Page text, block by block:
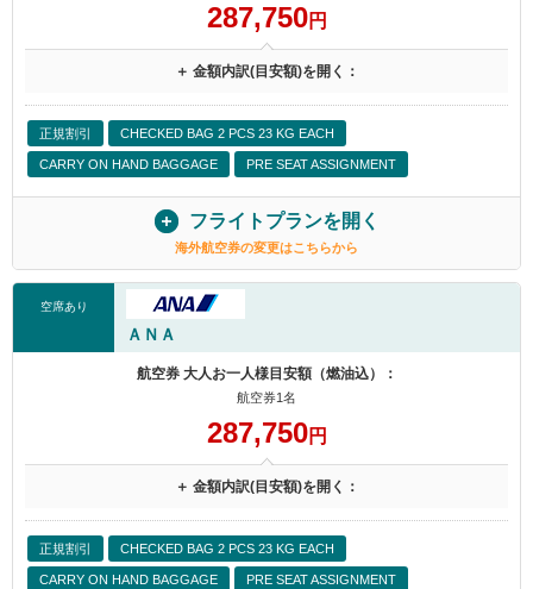
287,750円
＋ 金額内訳(目安額)を開く：
正規割引 CHECKED BAG 2 PCS 23 KG EACH
CARRY ON HAND BAGGAGE PRE SEAT ASSIGNMENT
フライトプランを開く
海外航空券の変更はこちらから
空席あり
ＡＮＡ
航空券 大人お一人様目安額（燃油込）：
航空券1名
287,750円
＋ 金額内訳(目安額)を開く：
正規割引 CHECKED BAG 2 PCS 23 KG EACH
CARRY ON HAND BAGGAGE PRE SEAT ASSIGNMENT